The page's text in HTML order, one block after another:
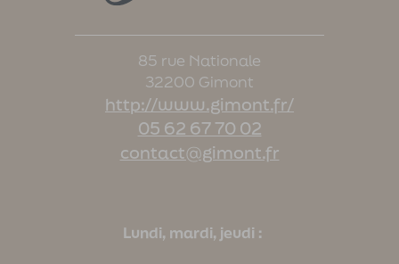
85 rue Nationale
32200 Gimont
http://www.gimont.fr/
05 62 67 70 02
contact@gimont.fr
Lundi, mardi, jeudi :